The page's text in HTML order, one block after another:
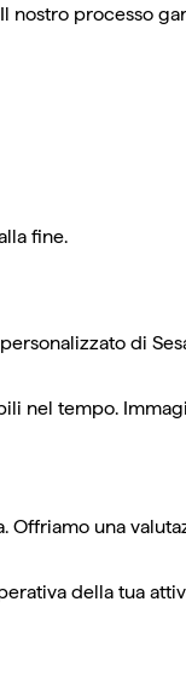
nostro processo
fine.
di
nel tempo.
Offriamo una
della tua